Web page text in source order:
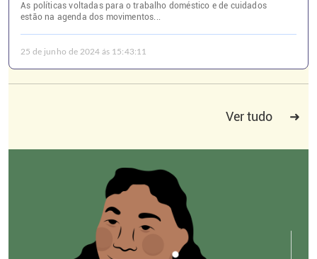
As políticas voltadas para o trabalho doméstico e de cuidados
estão na agenda dos movimentos...
25 de junho de 2024 ás 15:43:11
Ver tudo ➜